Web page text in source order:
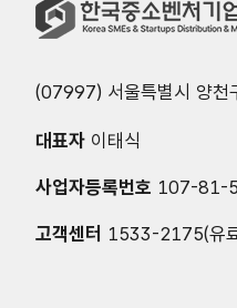
(07997) 서울특별시 양천
대표자 이태식
사업자등록번호 107-81-
고객센터 1533-2175(유